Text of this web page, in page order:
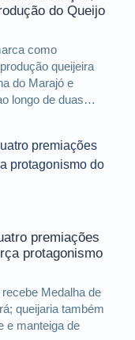
do Queijo
como
queijeira
do Marajó e
longo de duas
premiações
protagonismo
Medalha de
queijaria também
e manteiga de